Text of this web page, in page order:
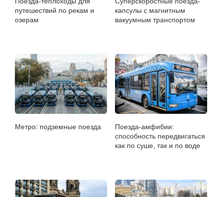
путешествий по рекам и
озерам
капсулы с магнитным
вакуумным транспортом
Метро: подземные поезда
Поезда-амфибии:
способность передвигаться
как по суше, так и по воде